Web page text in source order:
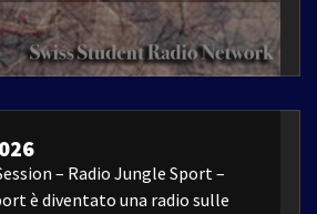
– Radio Jungle Sport –
è diventato una radio sulle